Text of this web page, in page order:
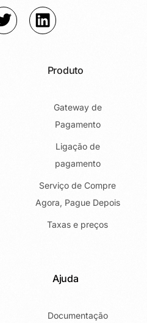
Produto
Gateway de
Pagamento
Ligação de
pagamento
Serviço de Compre
Agora, Pague Depois
Taxas e preços
Ajuda
Documentação